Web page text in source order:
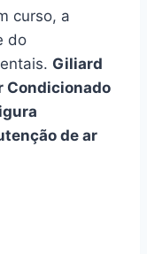
curso, a
do
Giliard
Condicionado
de ar